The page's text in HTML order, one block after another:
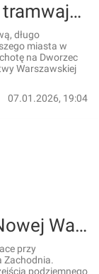
W stolicy powstaje trasa tramwajowa do Dworca Zachodniego [FILM]
długo
miasta w
na Dworzec
Warszawskiej
07.01.2026, 19:04
Co słychać na budowie Nowej Warszawy Zachodniej na koniec 2024 roku? [FILMY]
przy
Zachodnia.
podziemnego